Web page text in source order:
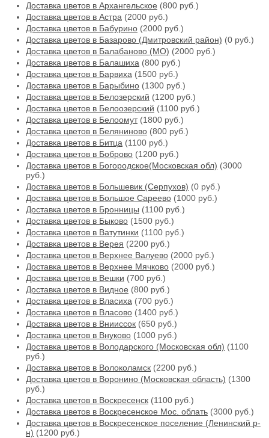
Доставка цветов в Архангельское (800 руб.)
Доставка цветов в Астра (2000 руб.)
Доставка цветов в Бабурино (2000 руб.)
Доставка цветов в Базарово (Дмитровский район) (0 руб.)
Доставка цветов в Балабаново (МО) (2000 руб.)
Доставка цветов в Балашиха (800 руб.)
Доставка цветов в Барвиха (1500 руб.)
Доставка цветов в Барыбино (1300 руб.)
Доставка цветов в Белозерский (1200 руб.)
Доставка цветов в Белоозерский (1100 руб.)
Доставка цветов в Белоомут(1800 руб.)
Доставка цветов в Беляниново (800 руб.)
Доставка цветов в Битца (1100 руб.)
Доставка цветов в Боброво (1200 руб.)
Доставка цветов в Богородское(Московская обл) (3000
руб.)
Доставка цветов в Большевик (Серпухов) (0 руб.)
Доставка цветов в Большое Сареево (1000 руб.)
Доставка цветов в Бронницы (1100 руб.)
Доставка цветов в Быково (1500 руб.)
Доставка цветов в Ватутинки (1100 руб.)
Доставка цветов в Верея (2200 руб.)
Доставка цветов в Верхнее Валуево (2000 руб.)
Доставка цветов в Верхнее Мячково (2000 руб.)
Доставка цветов в Вешки (700 руб.)
Доставка цветов в Видное (800 руб.)
Доставка цветов в Власиха (700 руб.)
Доставка цветов в Власово (1400 руб.)
Доставка цветов в Внииссок (650 руб.)
Доставка цветов в Внуково (1000 руб.)
Доставка цветов в Володарского (Московская обл) (1100
руб.)
Доставка цветов в Волоколамск (2200 руб.)
Доставка цветов в Воронино (Московская область) (1300
руб.)
Доставка цветов в Воскресенск (1100 руб.)
Доставка цветов в Воскресенское Мос. облать (3000 руб.)
Доставка цветов в Воскресенское поселение (Ленинский р-
н) (1200 руб.)